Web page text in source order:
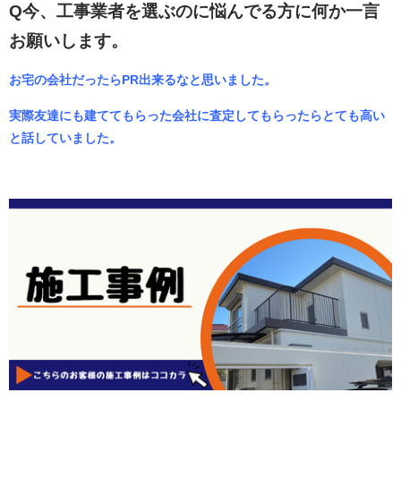
Q今、工事業者を選ぶのに悩んでる方に何か一言
お願いします。
お宅の会社だったらPR出来るなと思いました。
実際友達にも建ててもらった会社に査定してもらったらとても高い
と話していました。